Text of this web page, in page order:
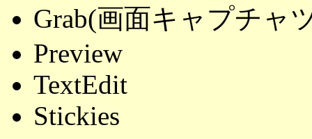
Grab(画面キャプチャ
Preview
TextEdit
Stickies